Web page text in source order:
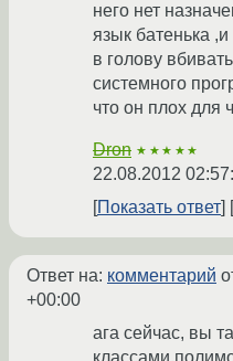
него нет
язык батенька
в голову
системного
что он плох для
Dron ★★★★★
22.08.2012
Показать ответ
Ответ на: комментарий
+00:00
ага сейчас, вы